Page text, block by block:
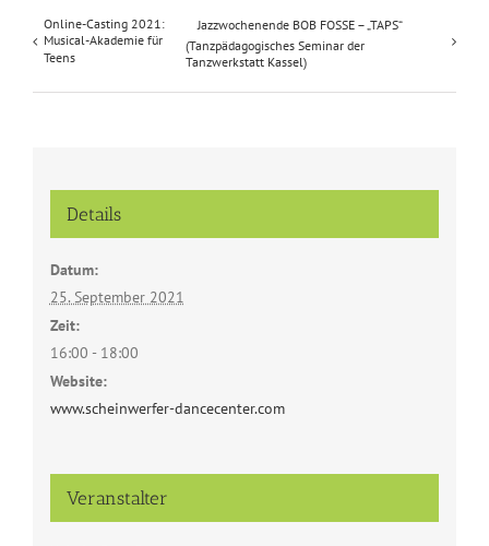
Online-Casting 2021:
Musical-Akademie für
Teens
Jazzwochenende BOB FOSSE – „TAPS“
(Tanzpädagogisches Seminar der
Tanzwerkstatt Kassel)
Details
Datum:
25. September 2021
Zeit:
16:00 - 18:00
Website:
www.scheinwerfer-dancecenter.com
Veranstalter